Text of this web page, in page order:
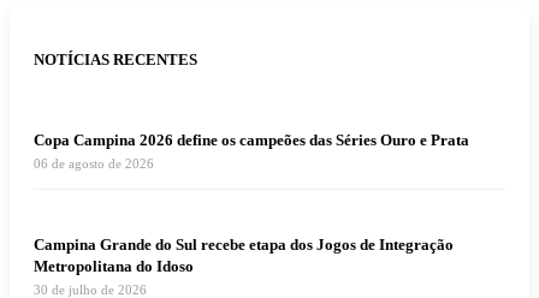
NOTÍCIAS RECENTES
Copa Campina 2026 define os campeões das Séries Ouro e Prata
06 de agosto de 2026
Campina Grande do Sul recebe etapa dos Jogos de Integração
Metropolitana do Idoso
30 de julho de 2026